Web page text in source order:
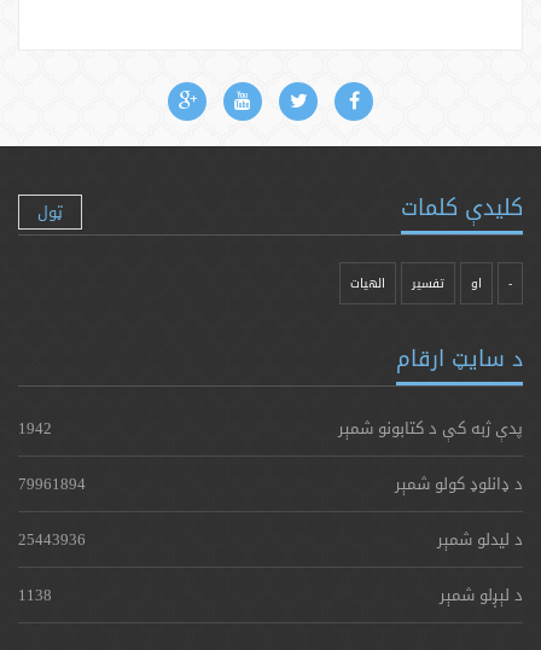
کلیدې کلمات ټول
- او تفسیر الهیات
د سایټ ارقام
پدې ژبه کې د کتابونو شمېر
1942
د ډانلوډ کولو شمېر
79961894
د لیدلو شمېر
25443936
د لېږلو شمېر
1138